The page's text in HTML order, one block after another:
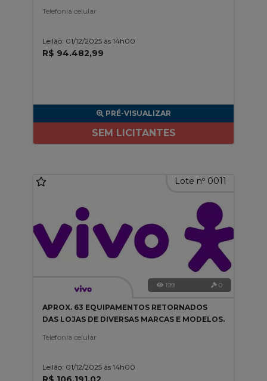
Telefonia celular
Leilão: 01/12/2025 às 14h00
R$ 94.482,99
PRÉ-VISUALIZAR
SEM LICITANTES
Lote nº 0011
199 0
APROX. 63 EQUIPAMENTOS RETORNADOS
DAS LOJAS DE DIVERSAS MARCAS E MODELOS.
Telefonia celular
Leilão: 01/12/2025 às 14h00